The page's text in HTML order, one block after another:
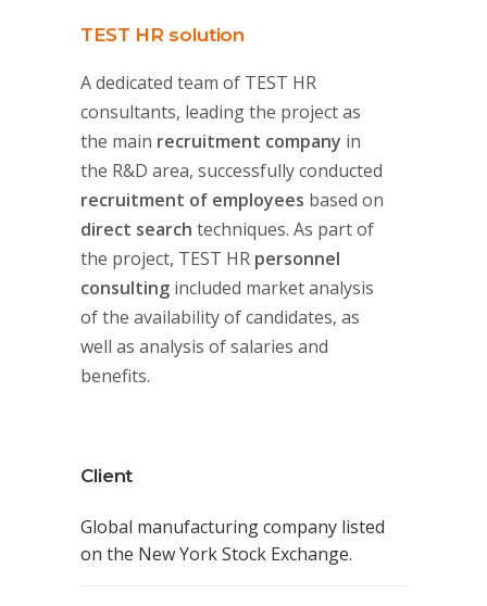
TEST HR solution
A dedicated team of TEST HR
consultants, leading the project as
the main recruitment company in
the R&D area, successfully conducted
recruitment of employees based on
direct search techniques. As part of
the project, TEST HR personnel
consulting included market analysis
of the availability of candidates, as
well as analysis of salaries and
benefits.
Client
Global manufacturing company listed
on the New York Stock Exchange.